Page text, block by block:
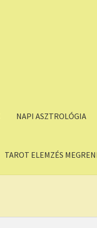
NAPI ASZTROLÓGIA
TAROT ELEMZÉS